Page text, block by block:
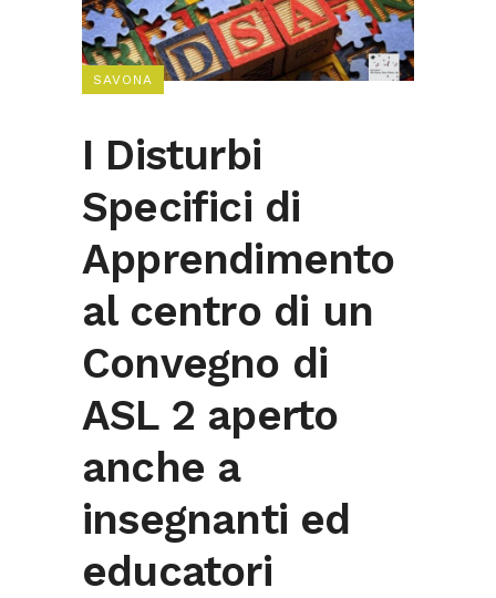
SAVONA
I Disturbi
Specifici di
Apprendimento
al centro di un
Convegno di
ASL 2 aperto
anche a
insegnanti ed
educatori